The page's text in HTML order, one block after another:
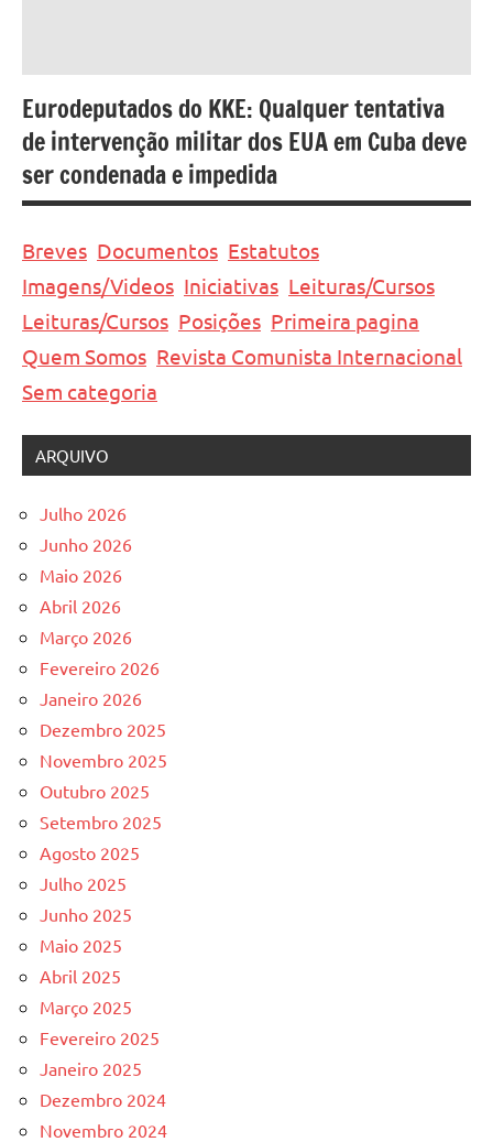
Eurodeputados do KKE: Qualquer tentativa
de intervenção militar dos EUA em Cuba deve
ser condenada e impedida
Breves Documentos Estatutos
Imagens/Videos Iniciativas Leituras/Cursos
Leituras/Cursos Posições Primeira pagina
Quem Somos Revista Comunista Internacional
Sem categoria
ARQUIVO
Julho 2026
Junho 2026
Maio 2026
Abril 2026
Março 2026
Fevereiro 2026
Janeiro 2026
Dezembro 2025
Novembro 2025
Outubro 2025
Setembro 2025
Agosto 2025
Julho 2025
Junho 2025
Maio 2025
Abril 2025
Março 2025
Fevereiro 2025
Janeiro 2025
Dezembro 2024
Novembro 2024